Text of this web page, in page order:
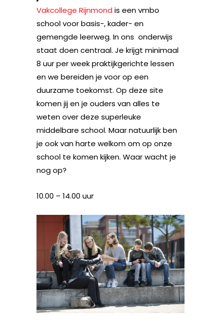
Vakcollege Rijnmond is een vmbo
school voor basis-, kader- en
gemengde leerweg. In ons onderwijs
staat doen centraal. Je krijgt minimaal
8 uur per week praktijkgerichte lessen
en we bereiden je voor op een
duurzame toekomst. Op deze site
komen jij en je ouders van alles te
weten over deze superleuke
middelbare school. Maar natuurlijk ben
je ook van harte welkom om op onze
school te komen kijken. Waar wacht je
nog op?
10.00 – 14.00 uur